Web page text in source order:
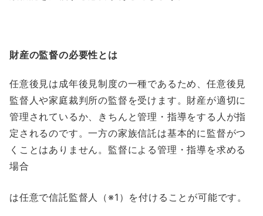
財産の監督の必要性とは
任意後見は成年後見制度の一種であるため、任意後見
監督人や家庭裁判所の監督を受けます。財産が適切に
管理されているか、きちんと管理・指導をする人が指
定されるのです。一方の家族信託は基本的に監督がつ
くことはありません。監督による管理・指導を求める
場合
は任意で信託監督人（※1）を付けることが可能です。